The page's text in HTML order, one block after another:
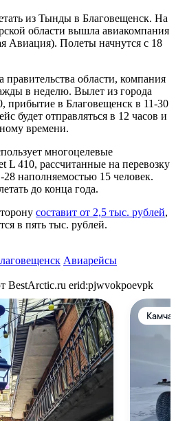
из Тынды в Благовещенск. На
области вышла авиакомпания
Авиация). Полеты начнутся с 18
области, компания
в неделю. Вылет из города
прибытие в Благовещенск в 11-30
будет отправляться в 12 часов и
времени.
многоцелевые
L 410, рассчитанные на перевозку
наполняемостью 15 человек.
до конца года.
составит от 2,5 тыс. рублей,
в пять тыс. рублей.
Авиарейсы
BestArctic.ru erid:pjwvokpoevpk